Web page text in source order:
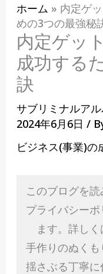
ホーム » 内定ゲ
めの3つの最強秘
内定ゲッ
成功する
訣
サブリミナルア
2024年6月6日 /
ビジネス(事業)の
このブログを
プライバシー
ます。詳しく
手作りのぬく
揺さぶる丁寧